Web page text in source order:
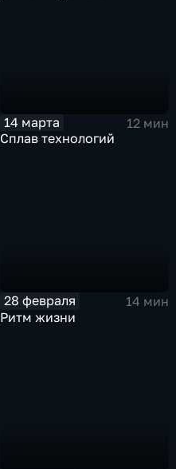
14 марта
12 мин
Сплав технологий
28 февраля
14 мин
Ритм жизни